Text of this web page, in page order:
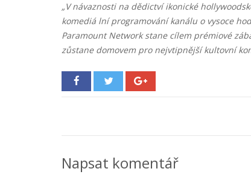
„V návaznosti na dědictví ikonické
komediá lní programování kanálu o vysoce
Paramount Network stane cílem prémiové
zůstane domovem pro nejvtipnější kultovní
Napsat komentář